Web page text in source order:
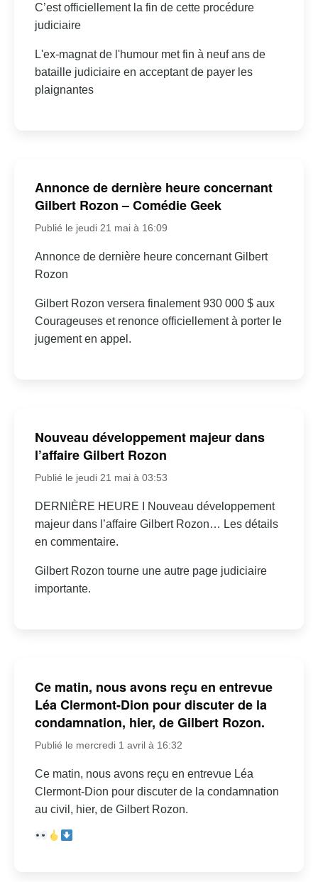
C’est officiellement la fin de cette procédure
judiciaire
L'ex-magnat de l'humour met fin à neuf ans de
bataille judiciaire en acceptant de payer les
plaignantes
Annonce de dernière heure concernant
Gilbert Rozon – Comédie Geek
Publié le jeudi 21 mai à 16:09
Annonce de dernière heure concernant Gilbert
Rozon
Gilbert Rozon versera finalement 930 000 $ aux
Courageuses et renonce officiellement à porter le
jugement en appel.
Nouveau développement majeur dans
l’affaire Gilbert Rozon
Publié le jeudi 21 mai à 03:53
DERNIÈRE HEURE I Nouveau développement
majeur dans l’affaire Gilbert Rozon… Les détails
en commentaire.
Gilbert Rozon tourne une autre page judiciaire
importante.
Ce matin, nous avons reçu en entrevue
Léa Clermont-Dion pour discuter de la
condamnation, hier, de Gilbert Rozon.
Publié le mercredi 1 avril à 16:32
Ce matin, nous avons reçu en entrevue Léa
Clermont-Dion pour discuter de la condamnation
au civil, hier, de Gilbert Rozon.